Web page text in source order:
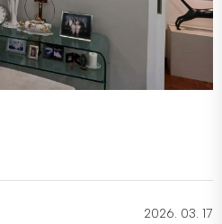
2026. 03. 17